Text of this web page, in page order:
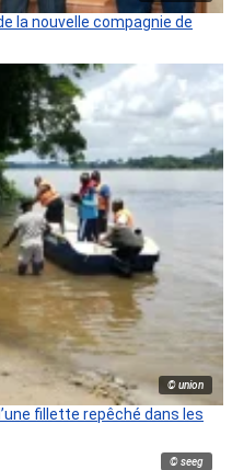
la nouvelle compagnie de
© union
fillette repêché dans les
© seeg